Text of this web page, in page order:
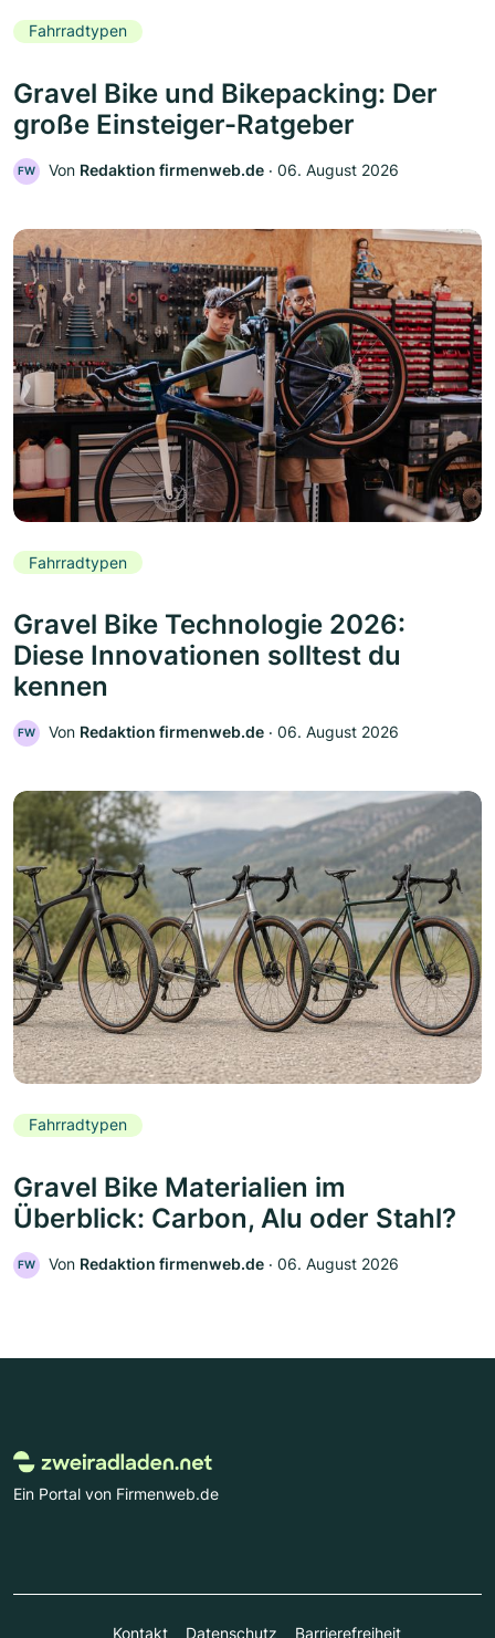
Fahrradtypen
Gravel Bike und Bikepacking: Der
große Einsteiger-Ratgeber
FW Von Redaktion firmenweb.de ‧ 06. August 2026
Fahrradtypen
Gravel Bike Technologie 2026:
Diese Innovationen solltest du
kennen
FW Von Redaktion firmenweb.de ‧ 06. August 2026
Fahrradtypen
Gravel Bike Materialien im
Überblick: Carbon, Alu oder Stahl?
FW Von Redaktion firmenweb.de ‧ 06. August 2026
Ein Portal von Firmenweb.de
Kontakt Datenschutz Barrierefreiheit